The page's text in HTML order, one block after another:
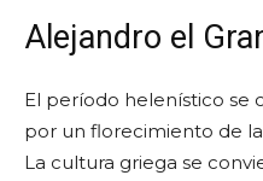
Alejandro el
El período helenístico se
por un florecimiento de
La cultura griega se